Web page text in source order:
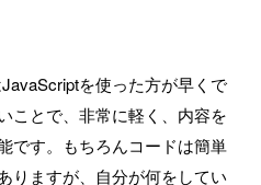
を使った方が早くで
ことで、非常に軽く、内容を
です。もちろんコードは簡単
りますが、自分が何をしてい